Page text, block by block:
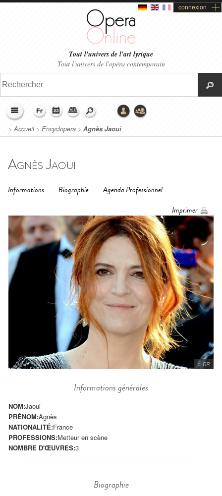
connexion
Tout l'univers de l'art lyrique
Tout l'univers de l'opéra contemporain
>Accueil> Encyclopera > Agnès Jaoui
Agnès Jaoui
Informations Biographie
Agenda Professionnel
Imprimer
© DR
Informations générales
NOM:Jaoui
PRÉNOM:Agnès
NATIONALITÉ:France
PROFESSIONS:Metteur en scène
NOMBRE D'ŒUVRES:3
Biographie